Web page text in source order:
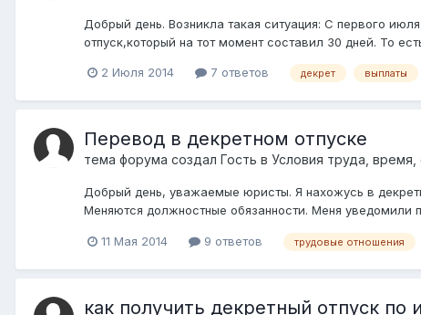
Добрый день. Возникла такая ситуация: С первого
отпуск,который на тот момент составил 30 дней. То
2 Июля 2014 7 ответов декрет выплаты
Перевод в декретном отпуске
тема форума создал Гость в Условия труда,
Добрый день, уважаемые юристы. Я нахожусь в
Меняются должностные обязанности. Меня уведомили
11 Мая 2014 9 ответов трудовые отношения
как получить декретный отпуск по